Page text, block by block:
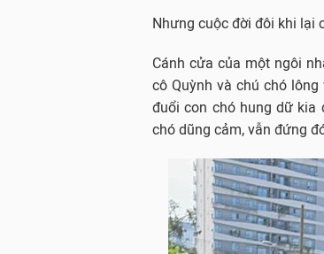
Nhưng cuộc đời đôi khi lại
Cánh cửa của một ngôi
cô Quỳnh và chú chó
đuổi con chó hung dữ kia
chó dũng cảm, vẫn đứng